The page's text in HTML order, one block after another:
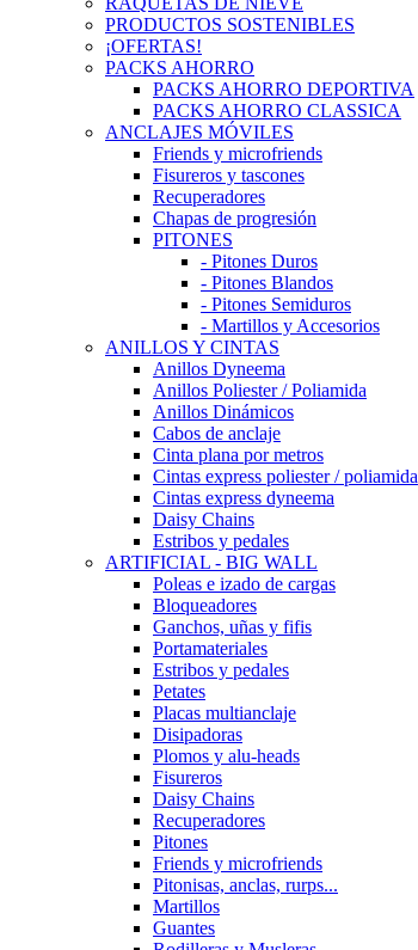
PRODUCTOS SOSTENIBLES
¡OFERTAS!
PACKS AHORRO
PACKS AHORRO DEPORTIVA
PACKS AHORRO CLASSICA
ANCLAJES MÓVILES
Friends y microfriends
Fisureros y tascones
Recuperadores
Chapas de progresión
PITONES
- Pitones Duros
- Pitones Blandos
- Pitones Semiduros
- Martillos y Accesorios
ANILLOS Y CINTAS
Anillos Dyneema
Anillos Poliester / Poliamida
Anillos Dinámicos
Cabos de anclaje
Cinta plana por metros
Cintas express poliester / poliamida
Cintas express dyneema
Daisy Chains
Estribos y pedales
ARTIFICIAL - BIG WALL
Poleas e izado de cargas
Bloqueadores
Ganchos, uñas y fifis
Portamateriales
Estribos y pedales
Petates
Placas multianclaje
Disipadoras
Plomos y alu-heads
Fisureros
Daisy Chains
Recuperadores
Pitones
Friends y microfriends
Pitonisas, anclas, rurps...
Martillos
Guantes